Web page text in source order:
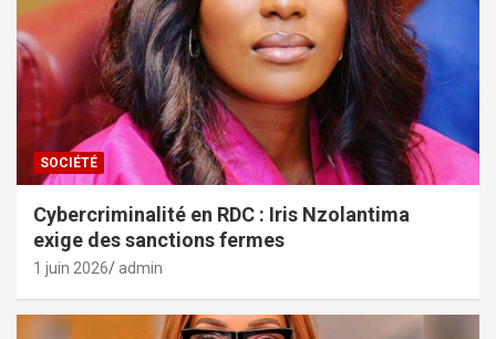
SOCIÉTÉ
Cybercriminalité en RDC : Iris Nzolantima
exige des sanctions fermes
1 juin 2026 admin